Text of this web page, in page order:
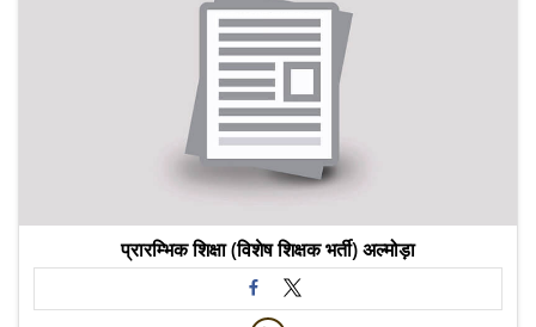
प्रारम्भिक शिक्षा (विशेष शिक्षक भर्ती) अल्मोड़ा